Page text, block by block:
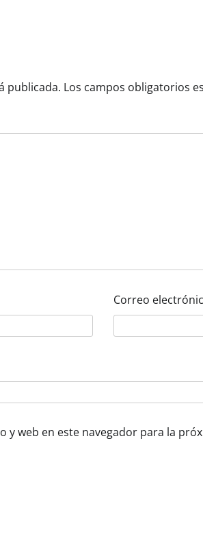
publicada. Los campos obligatorios
Correo
web en este navegador para la